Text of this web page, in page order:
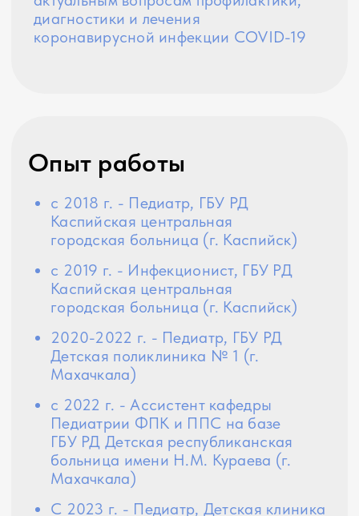
Остались вопросы?
Отправить данные
обработку персональных данных
Или звоните꞉ +7 928 550‑12‑12
Блог
Отзывы
Цены
Акции
О нас
Услуги